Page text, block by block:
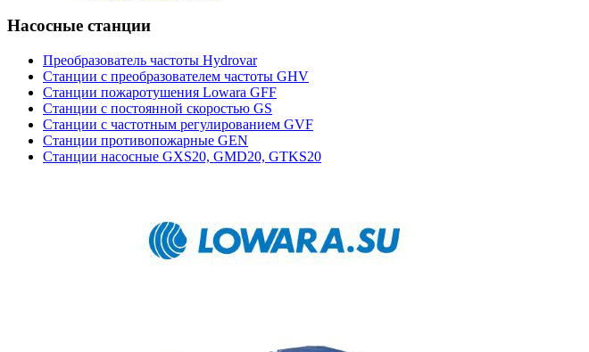
Насосные станции
Преобразователь частоты Hydrovar
Станции с преобразователем частоты GHV
Станции пожаротушения Lowara GFF
Станции с постоянной скоростью GS
Станции с частотным регулированием GVF
Станции противопожарные GEN
Станции насосные GXS20, GMD20, GTKS20